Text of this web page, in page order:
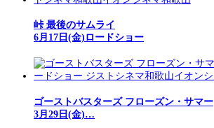
峠 最後のサムライ
6月17日(金)ロードショー
ゴーストバスターズ フローズン・サマー
3月29日(金)…